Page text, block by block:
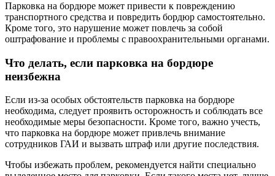
Парковка на бордюре может привести к повреждению
транспортного средства и повредить бордюр самостоятельно.
Кроме того, это нарушение может повлечь за собой
оштрафование и проблемы с правоохранительными органами.
Что делать, если парковка на бордюре
неизбежна
Если из-за особых обстоятельств парковка на бордюре
необходима, следует проявить осторожность и соблюдать все
необходимые меры безопасности. Кроме того, важно учесть,
что парковка на бордюре может привлечь внимание
сотрудников ГАИ и вызвать штраф или другие последствия.
Чтобы избежать проблем, рекомендуется найти специально